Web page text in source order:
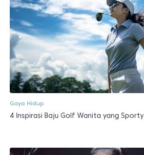
Gaya Hidup
4 Inspirasi Baju Golf Wanita yang Sporty